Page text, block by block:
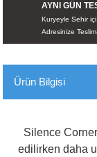
AYNI GÜN
Kuryeyle Sehir içi
Adresinize
Ürün Bilgisi
Silence
edilirken daha